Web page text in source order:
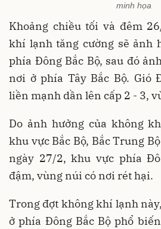
minh họa
Khoảng chiều tối và đêm
khí lạnh tăng cường sẽ ảnh
phía Đông Bắc Bộ, sau đó
nơi ở phía Tây Bắc Bộ. Gió
liền mạnh dần lên cấp 2 - 3,
Do ảnh hưởng của không
khu vực Bắc Bộ, Bắc Trung
ngày 27/2, khu vực phía
đậm, vùng núi có nơi rét hại.
Trong đợt không khí lạnh
ở phía Đông Bắc Bộ phổ